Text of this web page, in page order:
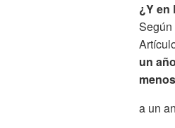
¿Y en
Según
un
a un